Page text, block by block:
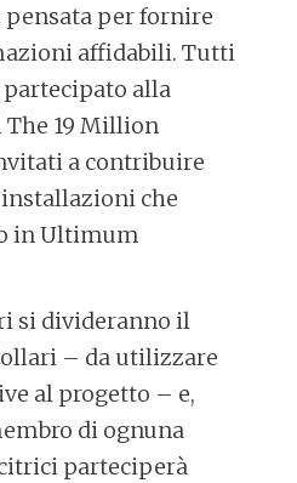
per fornire
affidabili. Tutti
alla
19 Million
a contribuire
che
in Ultimum
si divideranno il
– da utilizzare
al progetto – e,
di ognuna
parteciperà